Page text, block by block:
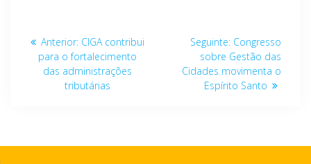
Navegação
Anterior: Post
anterior:
CIGA contribui
para o fortalecimento
das administrações
tributárias
Seguinte: Post
seguinte:
Congresso
sobre Gestão das
Cidades movimenta o
Espírito Santo